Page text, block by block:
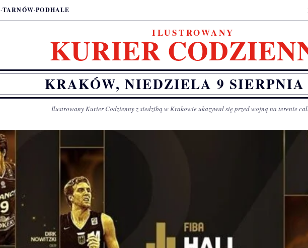
·TARNÓW·PODHALE
ILUSTROWANY
KURIER
KRAKÓW, NIEDZIELA 9 SIERPNIA
Ilustrowany Kurier Codzienny z siedzibą w Krakowie ukazywał się przed wojną na terenie